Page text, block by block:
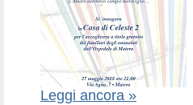
Leggi ancora »